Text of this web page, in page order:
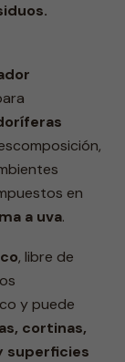
en
a uva.
, libre de
y puede
cortinas,
superficies